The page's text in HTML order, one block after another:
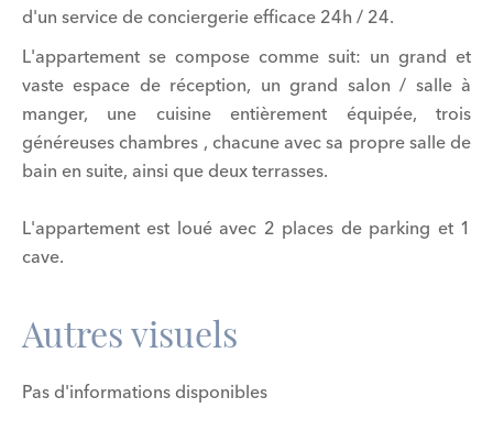
d'un service de conciergerie efficace 24h / 24.
L'appartement se compose comme suit: un grand et
vaste espace de réception, un grand salon / salle à
manger, une cuisine entièrement équipée, trois
généreuses chambres , chacune avec sa propre salle de
bain en suite, ainsi que deux terrasses.
L'appartement est loué avec 2 places de parking et 1
cave.
Autres visuels
Pas d'informations disponibles